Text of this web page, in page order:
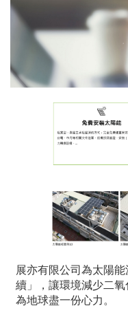
展亦有限公司為太陽
續」，讓環境減少二
為地球盡一份心力。